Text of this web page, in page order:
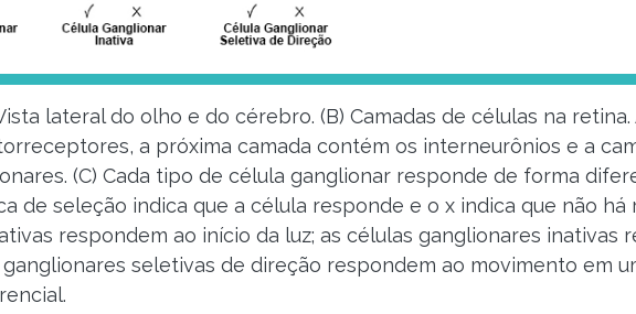
lateral do olho e do cérebro. (B) Camadas de células na
a próxima camada contém os interneurônios e a
(C) Cada tipo de célula ganglionar responde de forma
de seleção indica que a célula responde e o x indica que não há
respondem ao início da luz; as células ganglionares inativas
ganglionares seletivas de direção respondem ao movimento em